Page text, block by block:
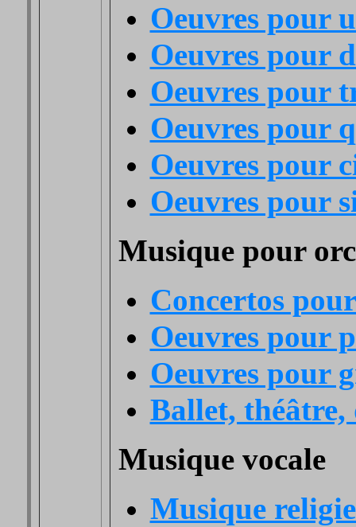
Oeuvres pour
Oeuvres pour
Oeuvres pour
Oeuvres pour
Oeuvres pour
Oeuvres pour
Musique pour
Concertos
Oeuvres pour
Oeuvres pour
Ballet, théâtre,
Musique vocale
Musique